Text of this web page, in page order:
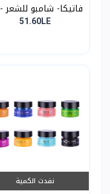
فاتيكا- شامبو للشعر - 3...
51.60LE
نفدت الكمية